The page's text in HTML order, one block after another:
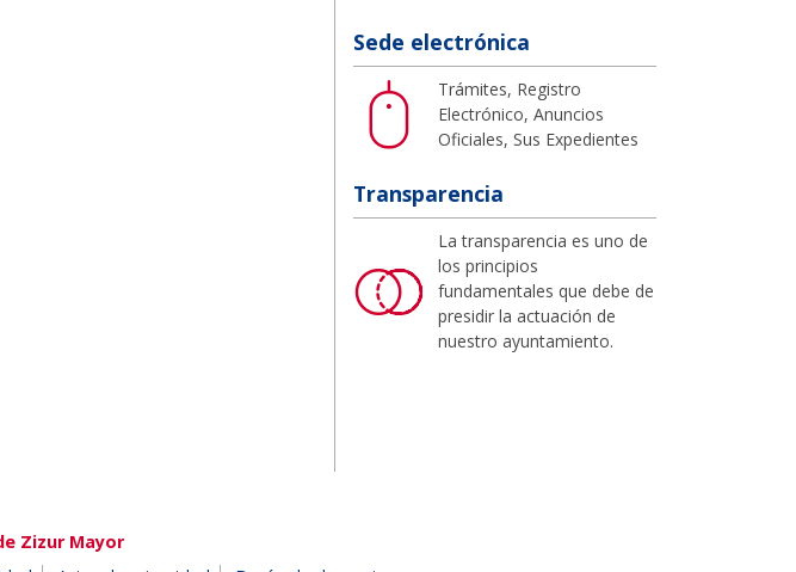
Sede electrónica
Trámites, Registro
Electrónico, Anuncios
Oficiales, Sus Expedientes
Transparencia
La transparencia es uno de
los principios
fundamentales que debe de
presidir la actuación de
nuestro ayuntamiento.
Zizur Mayor